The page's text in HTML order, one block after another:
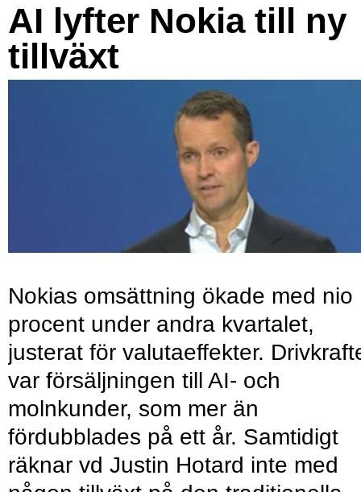
AI lyfter Nokia till ny
tillväxt
Nokias omsättning ökade med nio
procent under andra kvartalet,
justerat för valutaeffekter.
var försäljningen till AI- och
molnkunder, som mer än
fördubblades på ett år. Samtidigt
räknar vd Justin Hotard inte med